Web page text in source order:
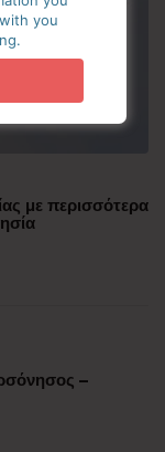
με περισσότερα
–
you